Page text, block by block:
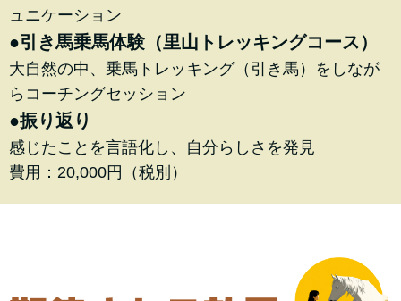
ュニケーション
●引き馬乗馬体験（里山トレッキングコース）
大自然の中、乗馬トレッキング（引き馬）をしなが
らコーチングセッション
●振り返り
感じたことを言語化し、自分らしさを発見
費用：20,000円（税別）